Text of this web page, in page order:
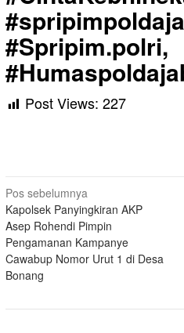
#Spripim.polri,
Post Views: 227
Navigasi
pos
Pos sebelumnya
Kapolsek Panyingkiran AKP
Asep Rohendi Pimpin
Pengamanan Kampanye
Cawabup Nomor Urut 1 di Desa
Bonang